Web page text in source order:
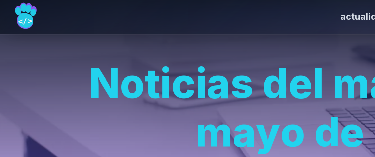
Noticias del
mayo